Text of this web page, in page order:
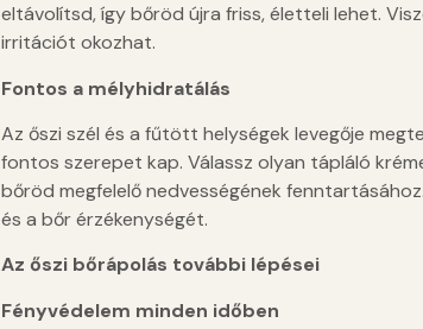
eltávolítsd, így bőröd újra friss, életteli lehet.
irritációt okozhat.
Fontos a mélyhidratálás
Az őszi szél és a fűtött helységek levegője
fontos szerepet kap. Válassz olyan tápláló
bőröd megfelelő nedvességének
és a bőr érzékenységét.
Az őszi bőrápolás további lépései
Fényvédelem minden időben